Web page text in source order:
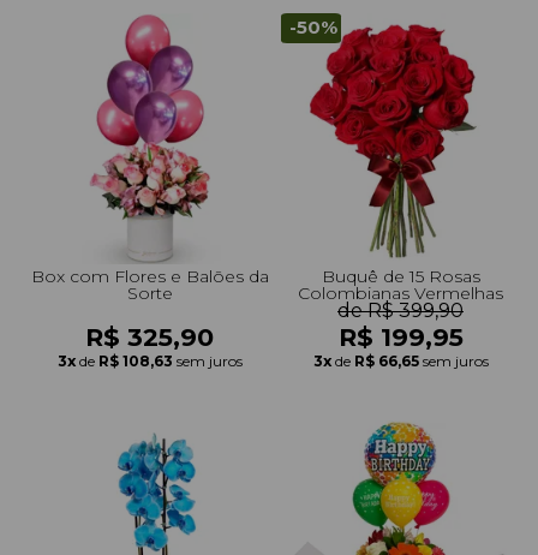
Box com Flores e Balões da
Sorte
R$ 325,90
3x de R$ 108,63 sem juros
-50%
Buquê de 15 Rosas
Colombianas Vermelhas
de R$ 399,90
R$ 199,95
3x de R$ 66,65 sem juros